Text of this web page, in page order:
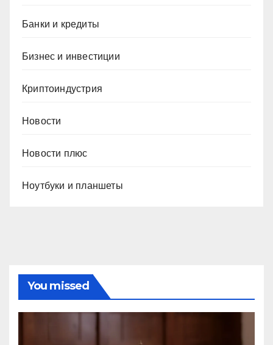
Банки и кредиты
Бизнес и инвестиции
Криптоиндустрия
Новости
Новости плюс
Ноутбуки и планшеты
You missed